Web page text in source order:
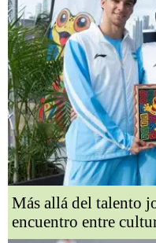
Más allá del talento
encuentro entre